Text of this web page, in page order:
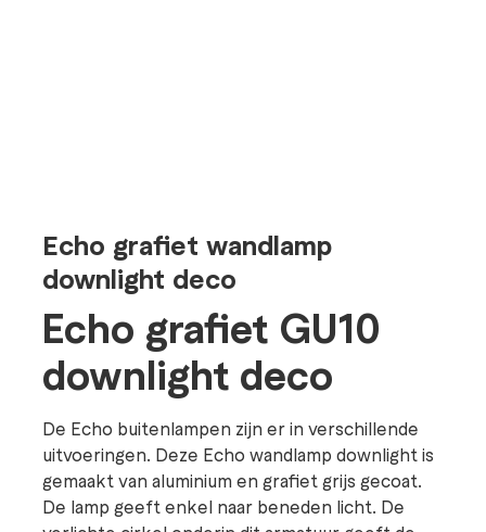
Echo grafiet wandlamp
downlight deco
Echo grafiet GU10
downlight deco
De Echo buitenlampen zijn er in verschillende
uitvoeringen. Deze Echo wandlamp downlight is
gemaakt van aluminium en grafiet grijs gecoat.
De lamp geeft enkel naar beneden licht. De